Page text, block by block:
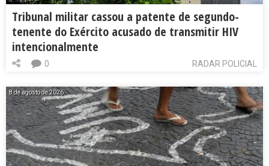
Tribunal militar cassou a patente de segundo-
tenente do Exército acusado de transmitir HIV
intencionalmente
RADAR POLICIAL
0
8 de agosto de 2026